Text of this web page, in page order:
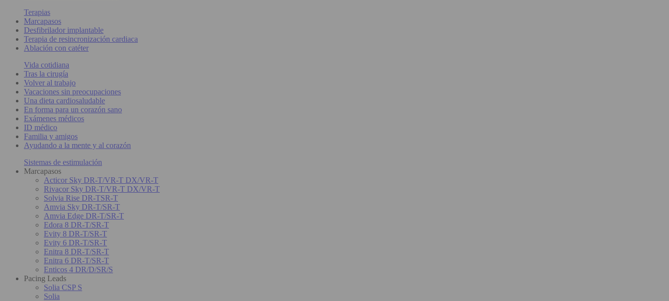
Terapias
Marcapasos
Desfibrilador implantable
Terapia de resincronización cardiaca
Ablación con catéter
Vida cotidiana
Tras la cirugía
Volver al trabajo
Vacaciones sin preocupaciones
Una dieta cardiosaludable
En forma para un corazón sano
Exámenes médicos
ID médico
Familia y amigos
Ayudando a la mente y al corazón
Sistemas de estimulación
Marcapasos
Acticor Sky DR-T/VR-T DX/VR-T
Rivacor Sky DR-T/VR-T DX/VR-T
Solvia Rise DR-TSR-T
Amvia Sky DR-T/SR-T
Amvia Edge DR-T/SR-T
Edora 8 DR-T/SR-T
Evity 8 DR-T/SR-T
Evity 6 DR-T/SR-T
Enitra 8 DR-T/SR-T
Enitra 6 DR-T/SR-T
Enticos 4 DR/D/SR/S
Pacing Leads
Solia CSP S
Solia